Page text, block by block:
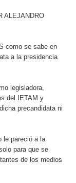
ALEJANDRO
como se sabe en
a la presidencia
legisladora,
del IETAM y
precandidata ni
le pareció a la
para que se
de los medios